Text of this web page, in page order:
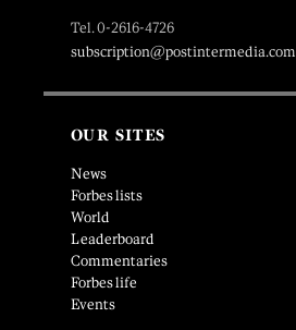
Tel. 0-2616-4726
subscription@postintermedia.com
OUR SITES
News
Forbes lists
World
Leaderboard
Commentaries
Forbes life
Events